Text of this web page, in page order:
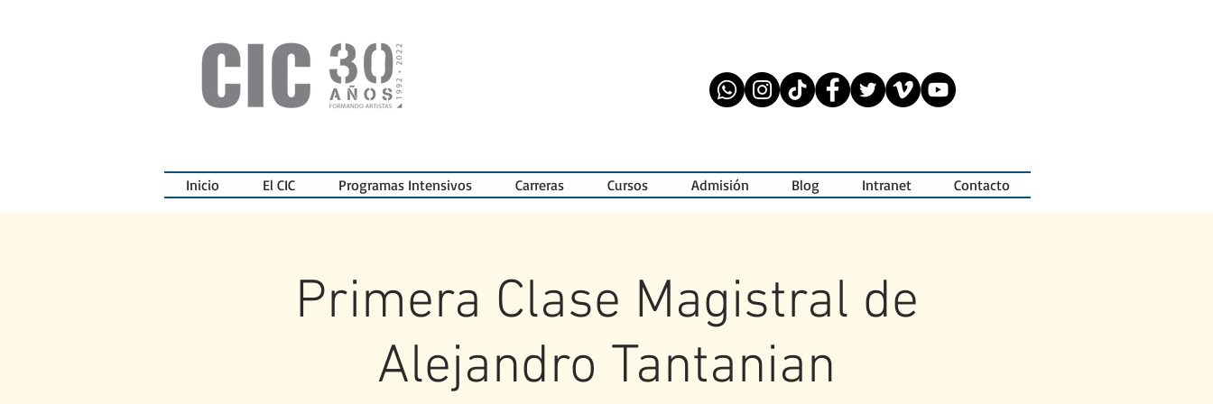
Inicio El CIC Programas Intensivos Carreras Cursos Admisión Blog Intranet Contacto
Primera Clase Magistral de
Alejandro Tantanian